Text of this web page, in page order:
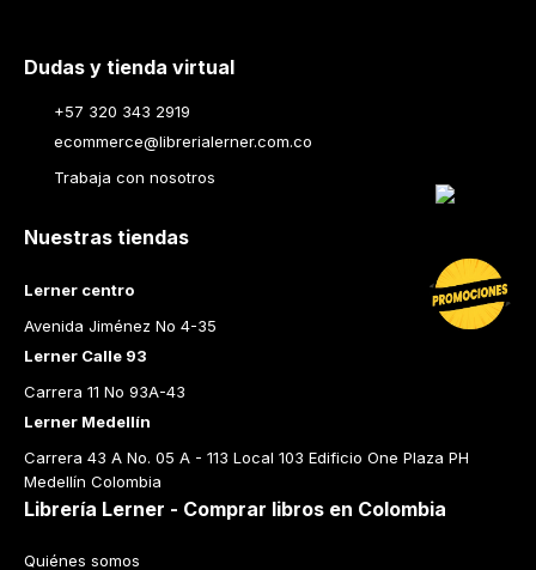
Dudas y tienda virtual
+57 320 343 2919
ecommerce@librerialerner.com.co
Trabaja con nosotros
Nuestras tiendas
Lerner centro
Avenida Jiménez No 4-35
Lerner Calle 93
Carrera 11 No 93A-43
Lerner Medellín
Carrera 43 A No. 05 A - 113 Local 103 Edificio One Plaza PH
Medellín Colombia
Librería Lerner - Comprar libros en Colombia
Quiénes somos